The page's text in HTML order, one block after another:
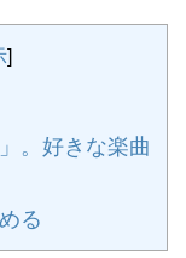
]
。好きな楽曲
る